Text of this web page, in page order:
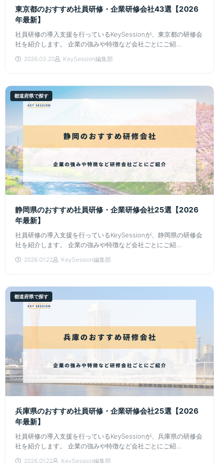
東京都のおすすめ社員研修・企業研修会社43選【2026
年最新】
社員研修の導入支援を行っているKeySessionが、東京都の研修会
社を紹介します。 企業の強みや特徴など会社ごとにご紹...
2026.03.20 KeySession編集部
都道府県で探す
静岡県のおすすめ社員研修・企業研修会社25選【2026
年最新】
社員研修の導入支援を行っているKeySessionが、静岡県の研修会
社を紹介します。 企業の強みや特徴など会社ごとにご紹...
2026.01.22 KeySession編集部
都道府県で探す
兵庫県のおすすめ社員研修・企業研修会社25選【2026
年最新】
社員研修の導入支援を行っているKeySessionが、兵庫県の研修会
社を紹介します。 企業の強みや特徴など会社ごとにご紹...
2026.01.22 KeySession編集部